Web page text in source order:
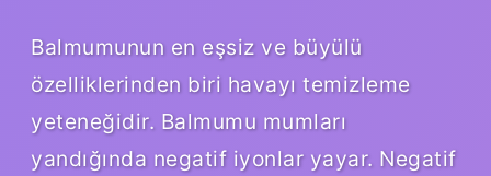
Balmumunun en eşsiz ve büyülü
özelliklerinden biri havayı temizleme
yeteneğidir. Balmumu mumları
yandığında negatif iyonlar yayar. Negatif